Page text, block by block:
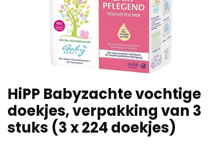
HiPP Babyzachte vochtige
doekjes, verpakking van 3
stuks (3 x 224 doekjes)